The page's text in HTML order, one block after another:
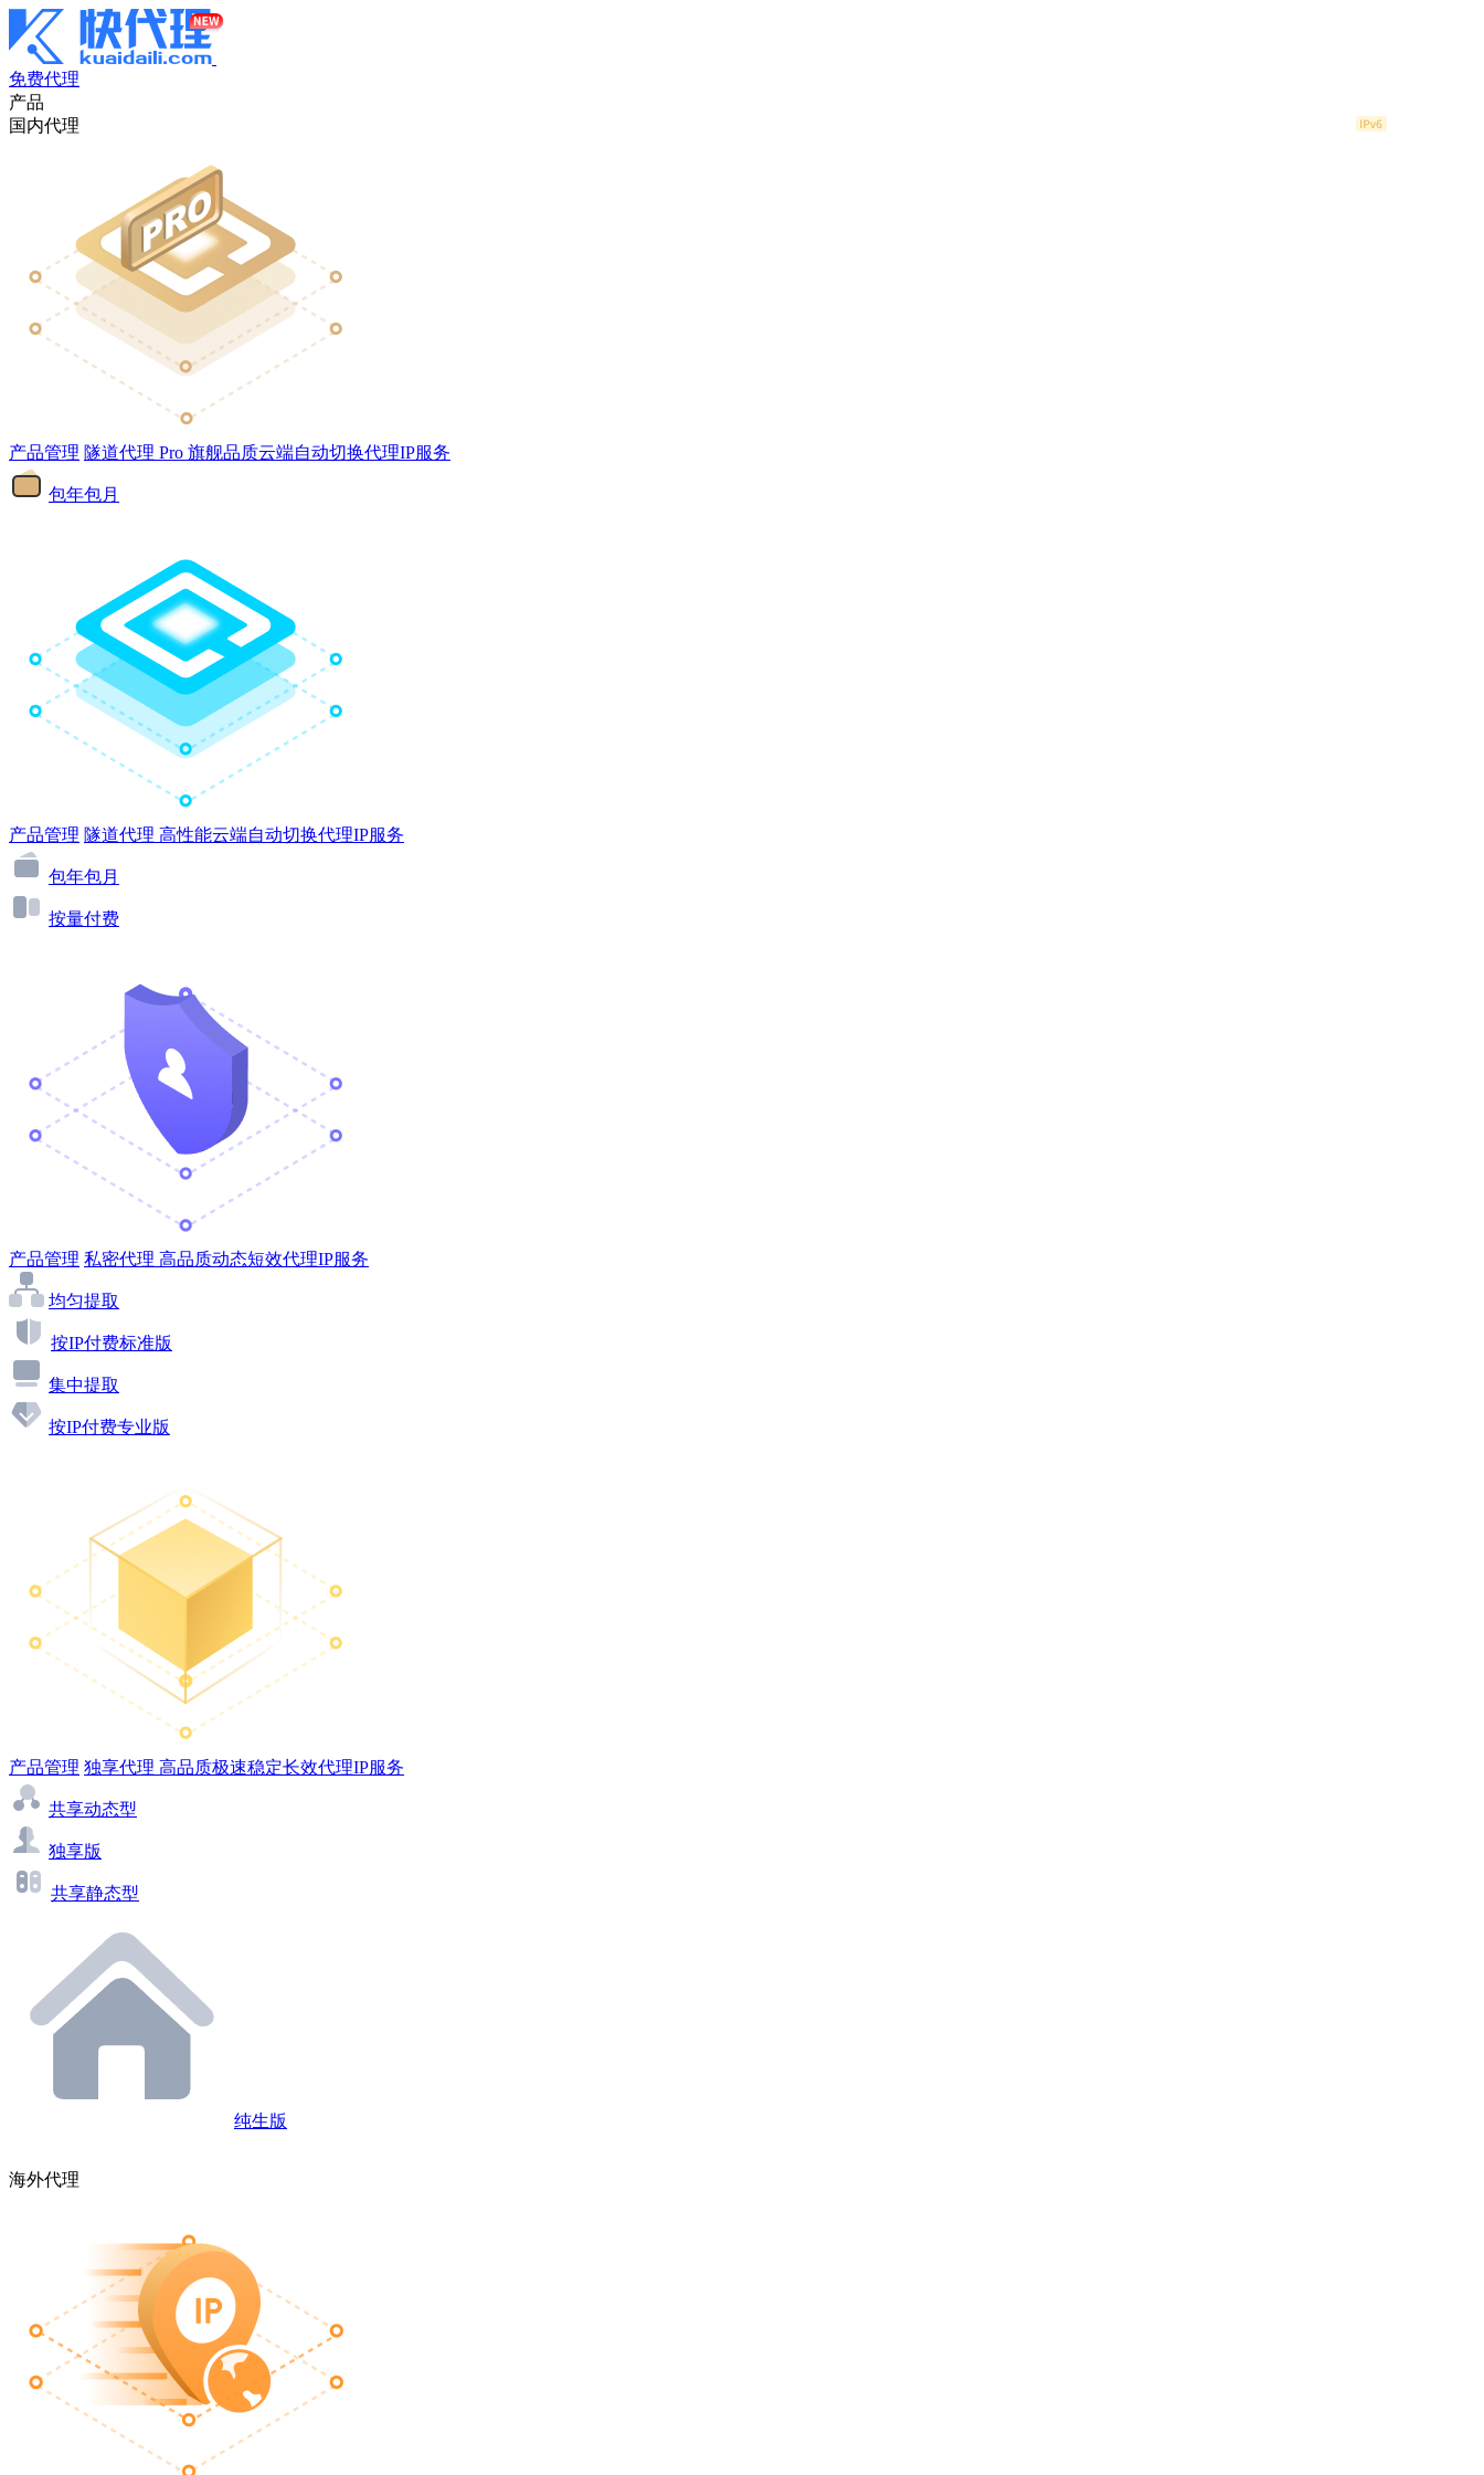
免费代理
产品
国内代理
产品管理 隧道代理 Pro 旗舰品质云端自动切换代理IP服务
包年包月
产品管理 隧道代理 高性能云端自动切换代理IP服务
包年包月
按量付费
产品管理 私密代理 高品质动态短效代理IP服务
均匀提取
按IP付费标准版
集中提取
按IP付费专业版
产品管理 独享代理 高品质极速稳定长效代理IP服务
共享动态型
独享版
共享静态型
纯生版
海外代理